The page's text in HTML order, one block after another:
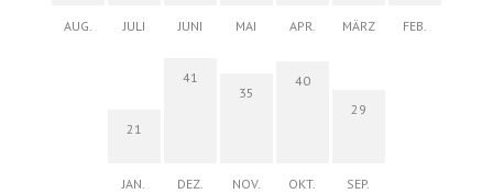
AUG. JULI JUNI MAI APR. MÄRZ FEB.
21
JAN.
41
DEZ.
35
NOV.
40
OKT.
29
SEP.